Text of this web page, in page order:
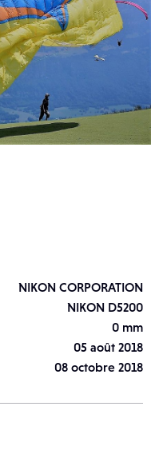
NIKON CORPORATION
NIKON D5200
0 mm
05 août 2018
08 octobre 2018